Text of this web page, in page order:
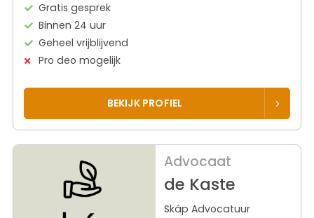
Gratis gesprek
Binnen 24 uur
Geheel vrijblijvend
Pro deo mogelijk
BEKIJK PROFIEL
Advocaat
de Kaste
Skáp Advocatuur